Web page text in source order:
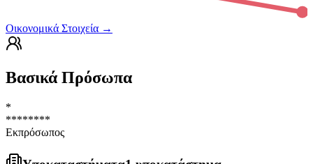
Οικονομικά Στοιχεία →
Βασικά Πρόσωπα
*
********
Εκπρόσωπος